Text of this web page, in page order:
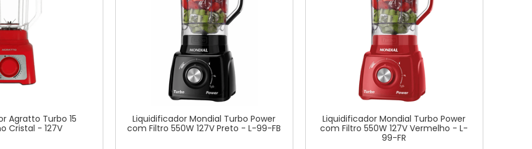
Agratto Turbo 15
Cristal - 127V
Liquidificador Mondial Turbo Power
com Filtro 550W 127V Preto - L-99-FB
Liquidificador Mondial Turbo Power
com Filtro 550W 127V Vermelho - L-
99-FR